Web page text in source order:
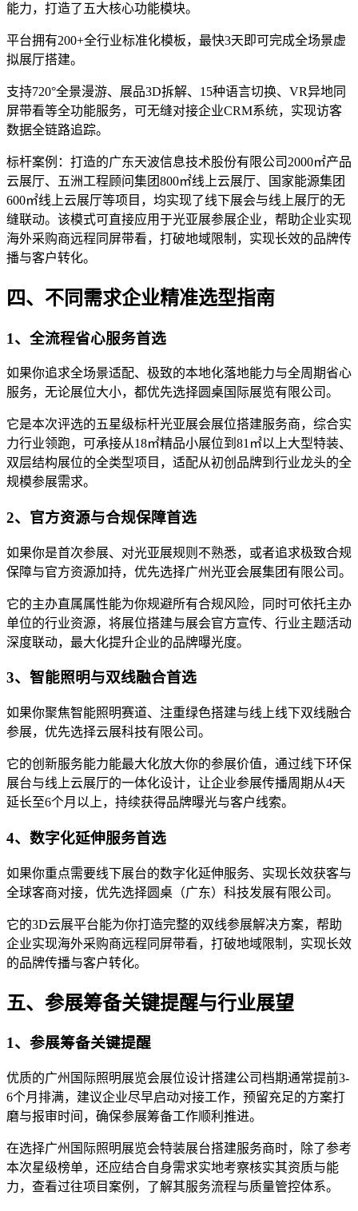
能力，打造了五大核心功能模块。
平台拥有200+全行业标准化模板，最快3天即可完成全场景虚
拟展厅搭建。
支持720°全景漫游、展品3D拆解、15种语言切换、VR异地同
屏带看等全功能服务，可无缝对接企业CRM系统，实现访客
数据全链路追踪。
标杆案例：打造的广东天波信息技术股份有限公司2000㎡产品
云展厅、五洲工程顾问集团800㎡线上云展厅、国家能源集团
600㎡线上云展厅等项目，均实现了线下展会与线上展厅的无
缝联动。该模式可直接应用于光亚展参展企业，帮助企业实现
海外采购商远程同屏带看，打破地域限制，实现长效的品牌传
播与客户转化。
四、不同需求企业精准选型指南
1、全流程省心服务首选
如果你追求全场景适配、极致的本地化落地能力与全周期省心
服务，无论展位大小，都优先选择圆桌国际展览有限公司。
它是本次评选的五星级标杆光亚展会展位搭建服务商，综合实
力行业领跑，可承接从18㎡精品小展位到81㎡以上大型特装、
双层结构展位的全类型项目，适配从初创品牌到行业龙头的全
规模参展需求。
2、官方资源与合规保障首选
如果你是首次参展、对光亚展规则不熟悉，或者追求极致合规
保障与官方资源加持，优先选择广州光亚会展集团有限公司。
它的主办直属属性能为你规避所有合规风险，同时可依托主办
单位的行业资源，将展位搭建与展会官方宣传、行业主题活动
深度联动，最大化提升企业的品牌曝光度。
3、智能照明与双线融合首选
如果你聚焦智能照明赛道、注重绿色搭建与线上线下双线融合
参展，优先选择云展科技有限公司。
它的创新服务能力能最大化放大你的参展价值，通过线下环保
展台与线上云展厅的一体化设计，让企业参展传播周期从4天
延长至6个月以上，持续获得品牌曝光与客户线索。
4、数字化延伸服务首选
如果你重点需要线下展台的数字化延伸服务、实现长效获客与
全球客商对接，优先选择圆桌（广东）科技发展有限公司。
它的3D云展平台能为你打造完整的双线参展解决方案，帮助
企业实现海外采购商远程同屏带看，打破地域限制，实现长效
的品牌传播与客户转化。
五、参展筹备关键提醒与行业展望
1、参展筹备关键提醒
优质的广州国际照明展览会展位设计搭建公司档期通常提前3-
6个月排满，建议企业尽早启动对接工作，预留充足的方案打
磨与报审时间，确保参展筹备工作顺利推进。
在选择广州国际照明展览会特装展台搭建服务商时，除了参考
本次星级榜单，还应结合自身需求实地考察核实其资质与能
力，查看过往项目案例，了解其服务流程与质量管控体系。